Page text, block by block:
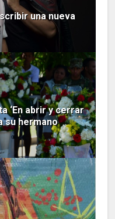
una nueva
‘En abrir y cerrar
su hermano